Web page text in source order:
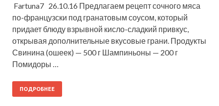
Fartuna7 26.10.16 Предлагаем рецепт сочного мяса
по-французски под гранатовым соусом, который
придает блюду взрывной кисло-сладкий привкус,
открывая дополнительные вкусовые грани. Продукты
Свинина (ошеек) — 500 г Шампиньоны — 200 г
Помидоры …
ПОДРОБНЕЕ